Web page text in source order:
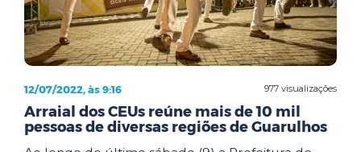
977 visualizações
12/07/2022, às 9:16
Arraial dos CEUs reúne mais de 10 mil
pessoas de diversas regiões de Guarulhos